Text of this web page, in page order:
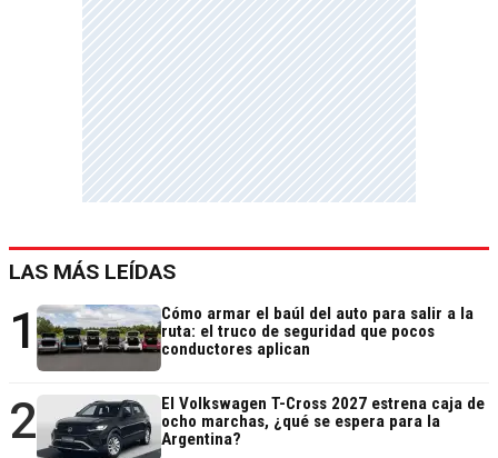
LAS MÁS LEÍDAS
1
Cómo armar el baúl del auto para salir a la
ruta: el truco de seguridad que pocos
conductores aplican
2
El Volkswagen T-Cross 2027 estrena caja de
ocho marchas, ¿qué se espera para la
Argentina?